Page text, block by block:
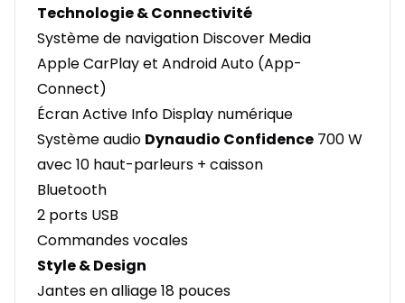
Technologie & Connectivité
Système de navigation Discover Media
Apple CarPlay et Android Auto (App-
Connect)
Écran Active Info Display numérique
Système audio Dynaudio Confidence 700 W
avec 10 haut-parleurs + caisson
Bluetooth
2 ports USB
Commandes vocales
Style & Design
Jantes en alliage 18 pouces